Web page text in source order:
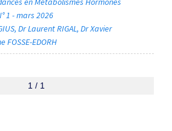
1 - mars 2026
Dr Laurent RIGAL Dr Xavier
FOSSE-EDORH
1 / 1